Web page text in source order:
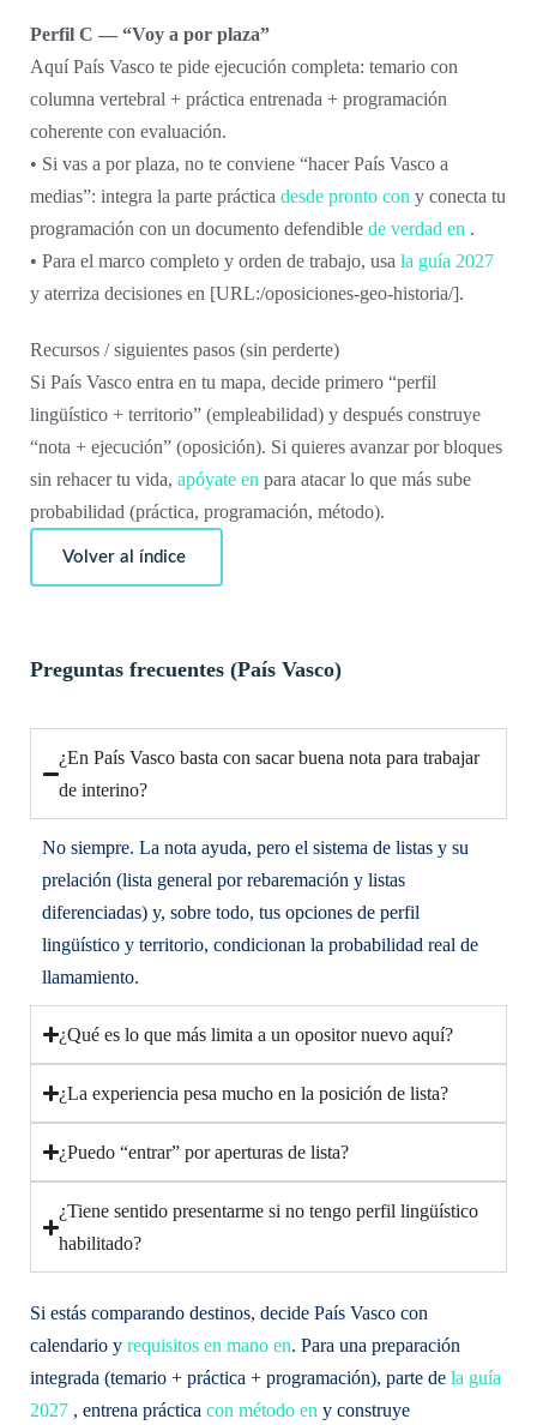
Perfil C — “Voy a por plaza”
Aquí País Vasco te pide ejecución completa: temario con
columna vertebral + práctica entrenada + programación
coherente con evaluación.
• Si vas a por plaza, no te conviene “hacer País Vasco a
medias”: integra la parte práctica desde pronto con y conecta tu
programación con un documento defendible de verdad en .
• Para el marco completo y orden de trabajo, usa la guía 2027
y aterriza decisiones en [URL:/oposiciones-geo-historia/].
Recursos / siguientes pasos (sin perderte)
Si País Vasco entra en tu mapa, decide primero “perfil
lingüístico + territorio” (empleabilidad) y después construye
“nota + ejecución” (oposición). Si quieres avanzar por bloques
sin rehacer tu vida, apóyate en para atacar lo que más sube
probabilidad (práctica, programación, método).
Volver al índice
Preguntas frecuentes (País Vasco)
¿En País Vasco basta con sacar buena nota para trabajar
de interino?
No siempre. La nota ayuda, pero el sistema de listas y su
prelación (lista general por rebaremación y listas
diferenciadas) y, sobre todo, tus opciones de perfil
lingüístico y territorio, condicionan la probabilidad real de
llamamiento.
¿Qué es lo que más limita a un opositor nuevo aquí?
¿La experiencia pesa mucho en la posición de lista?
¿Puedo “entrar” por aperturas de lista?
¿Tiene sentido presentarme si no tengo perfil lingüístico
habilitado?
Si estás comparando destinos, decide País Vasco con
calendario y requisitos en mano en. Para una preparación
integrada (temario + práctica + programación), parte de la guía
2027 , entrena práctica con método en y construye